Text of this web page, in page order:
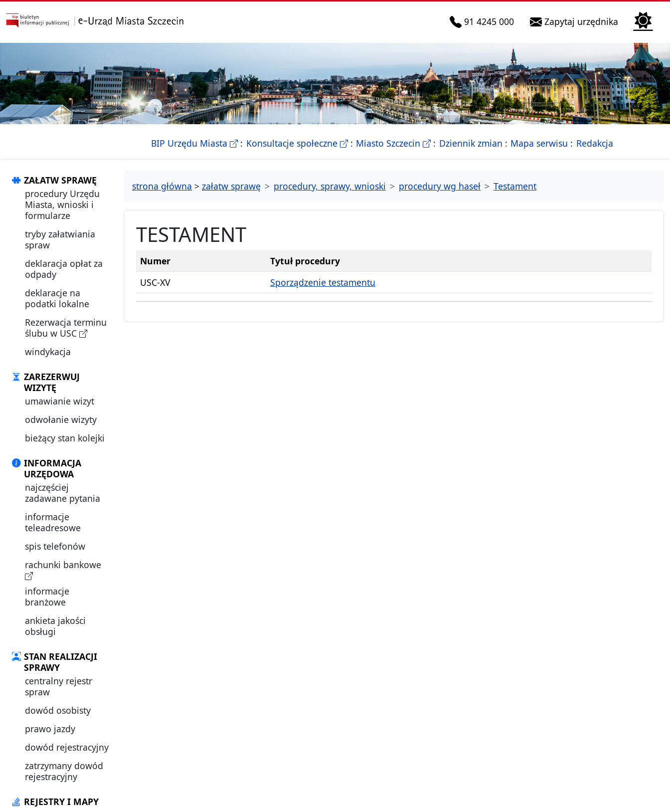
przejdź do głównego menu
telefon do infolinii:
91 4245 000 Zapytaj urzędnika Biura
BIP Urzędu Miasta - Biletyn Informacji Publicznej Urzedu Miasta Szczecin
Konsultacje społeczne- strona konsultacji Miasta Szczecin
Miasto Szczecin - Oficjalna strona Miasta Szczecin
Dziennik zmian Mapa serwisu - drzewko rozdziałów
Redakcja
ZAŁATW SPRAWĘ
procedury Urzędu
Miasta, wnioski i
formularze
tryby załatwiania
spraw
deklaracja opłat za
odpady
deklaracje na
podatki lokalne
Rezerwacja terminu
ślubu w USC
windykacja
ZAREZERWUJ
WIZYTĘ
umawianie wizyt
odwołanie wizyty
bieżący stan kolejki
INFORMACJA
URZĘDOWA
najczęściej
zadawane pytania
informacje
teleadresowe
spis telefonów
rachunki bankowe
informacje
branżowe
ankieta jakości
obsługi
STAN REALIZACJI
SPRAWY
centralny rejestr
spraw
dowód osobisty
prawo jazdy
dowód rejestracyjny
zatrzymany dowód
rejestracyjny
REJESTRY I MAPY
strona główna > załatw sprawę procedury, sprawy, wnioski procedury wg haseł Testament
TESTAMENT
Numer
Tytuł procedury
USC-XV
Sporządzenie testamentu